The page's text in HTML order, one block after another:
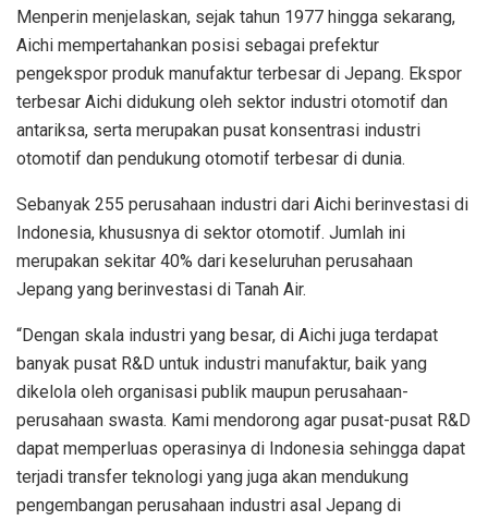
Menperin menjelaskan, sejak tahun 1977 hingga sekarang,
Aichi mempertahankan posisi sebagai prefektur
pengekspor produk manufaktur terbesar di Jepang. Ekspor
terbesar Aichi didukung oleh sektor industri otomotif dan
antariksa, serta merupakan pusat konsentrasi industri
otomotif dan pendukung otomotif terbesar di dunia.
Sebanyak 255 perusahaan industri dari Aichi berinvestasi di
Indonesia, khususnya di sektor otomotif. Jumlah ini
merupakan sekitar 40% dari keseluruhan perusahaan
Jepang yang berinvestasi di Tanah Air.
“Dengan skala industri yang besar, di Aichi juga terdapat
banyak pusat R&D untuk industri manufaktur, baik yang
dikelola oleh organisasi publik maupun perusahaan-
perusahaan swasta. Kami mendorong agar pusat-pusat R&D
dapat memperluas operasinya di Indonesia sehingga dapat
terjadi transfer teknologi yang juga akan mendukung
pengembangan perusahaan industri asal Jepang di